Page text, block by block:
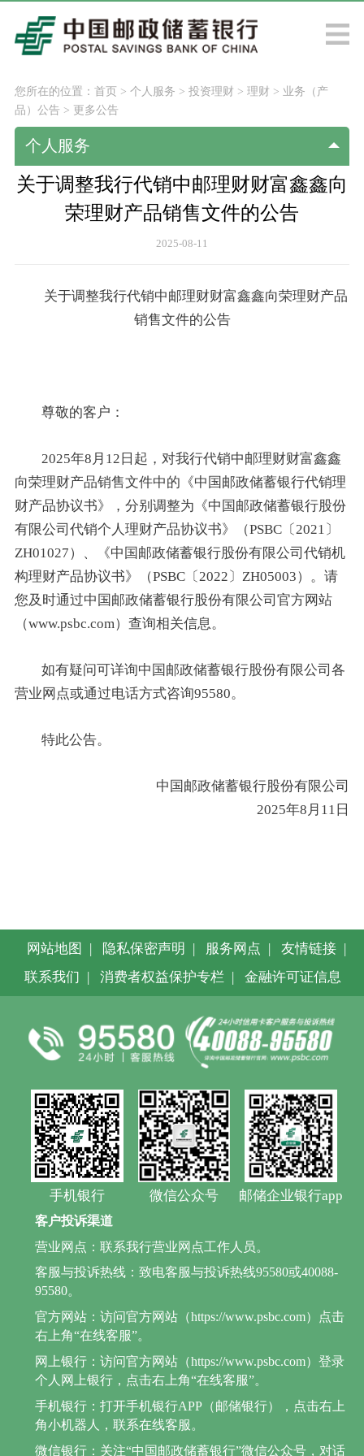
您所在的位置： 首页> 个人服务 > 投资理财 > 理财 > 业务（产
品）公告 > 更多公告
个人服务
关于调整我行代销中邮理财财富鑫鑫向
荣理财产品销售文件的公告
2025-08-11
关于调整我行代销中邮理财财富鑫鑫向荣理财产品
销售文件的公告
尊敬的客户：
2025年8月12日起，对我行代销中邮理财财富鑫鑫
向荣理财产品销售文件中的《中国邮政储蓄银行代销理
财产品协议书》，分别调整为《中国邮政储蓄银行股份
有限公司代销个人理财产品协议书》（PSBC〔2021〕
ZH01027）、《中国邮政储蓄银行股份有限公司代销机
构理财产品协议书》（PSBC〔2022〕ZH05003）。请
您及时通过中国邮政储蓄银行股份有限公司官方网站
（www.psbc.com）查询相关信息。
如有疑问可详询中国邮政储蓄银行股份有限公司各
营业网点或通过电话方式咨询95580。
特此公告。
中国邮政储蓄银行股份有限公司
2025年8月11日
网站地图 | 隐私保密声明 | 服务网点 | 友情链接 |
联系我们 | 消费者权益保护专栏 | 金融许可证信息
手机银行 微信公众号 邮储企业银行app
客户投诉渠道
营业网点：联系我行营业网点工作人员。
客服与投诉热线：致电客服与投诉热线95580或40088-
95580。
官方网站：访问官方网站（https://www.psbc.com）点击
右上角“在线客服”。
网上银行：访问官方网站（https://www.psbc.com）登录
个人网上银行，点击右上角“在线客服”。
手机银行：打开手机银行APP（邮储银行），点击右上
角小机器人，联系在线客服。
微信银行：关注“中国邮政储蓄银行”微信公众号，对话